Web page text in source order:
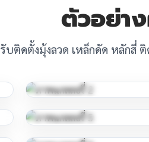
ตัวอย่า
รับติดตั้งมุ้งลวด เหล็กดัด หลักสี่